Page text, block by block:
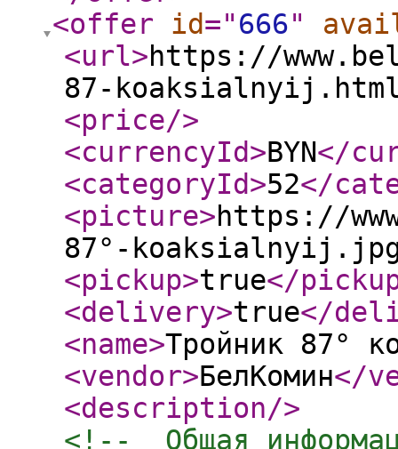
<offer
id="666"
<url>https://
87-
<price/>
<currencyId>BYN</
<categoryId>52</
<picture>https://
87°-
<pickup>true</
<delivery>true</
<name>Тройник 87°
<vendor>БелКомин</
<description/>
<!--  Общая